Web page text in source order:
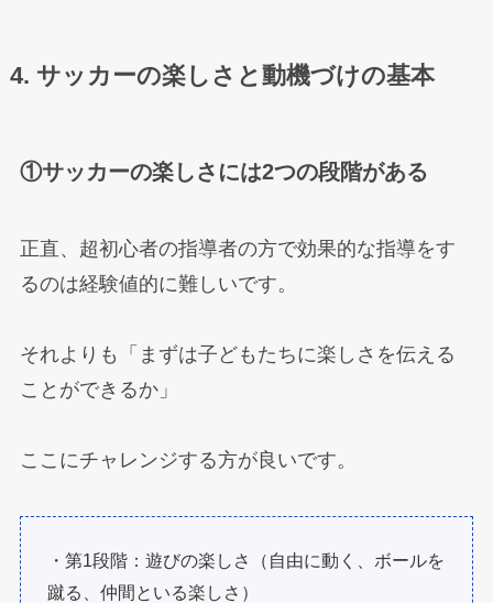
4. サッカーの楽しさと動機づけの基本
①サッカーの楽しさには2つの段階がある
正直、超初心者の指導者の方で効果的な指導をす
るのは経験値的に難しいです。
それよりも「まずは子どもたちに楽しさを伝える
ことができるか」
ここにチャレンジする方が良いです。
・第1段階：遊びの楽しさ（自由に動く、ボールを
蹴る、仲間といる楽しさ）